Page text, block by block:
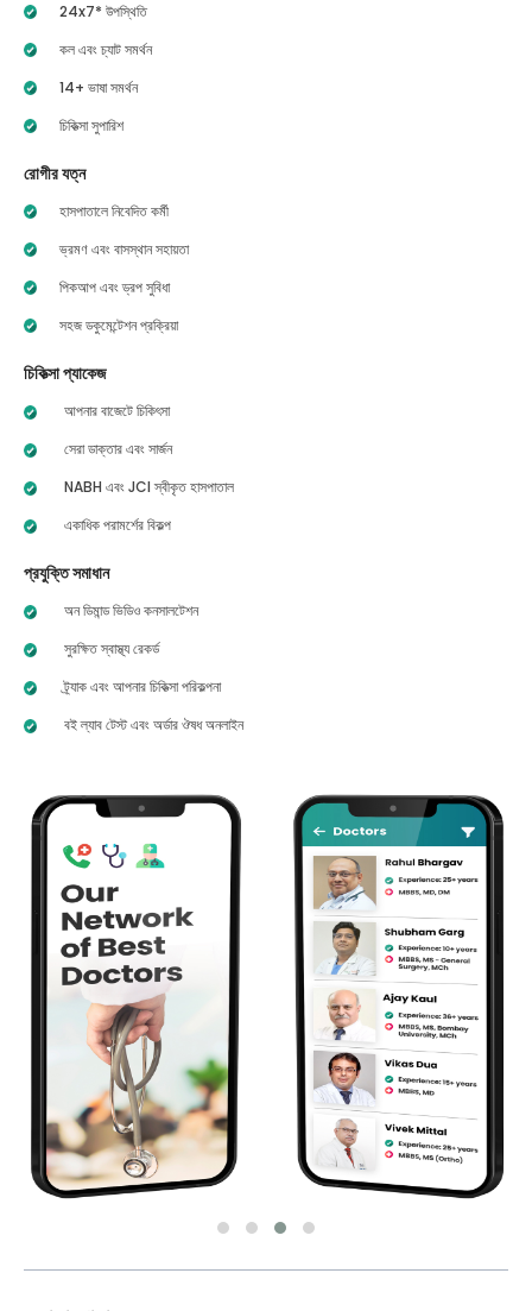
24x7* উপস্থিতি
কল এবং চ্যাট সমর্থন
14+ ভাষা সমর্থন
চিকিত্সা সুপারিশ
রোগীর যত্ন
হাসপাতালে নিবেদিত কর্মী
ভ্রমণ এবং বাসস্থান সহায়তা
পিকআপ এবং ড্রপ সুবিধা
সহজ ডকুমেন্টেশন প্রক্রিয়া
চিকিত্সা প্যাকেজ
আপনার বাজেটে চিকিৎসা
সেরা ডাক্তার এবং সার্জন
NABH এবং JCI স্বীকৃত হাসপাতাল
একাধিক পরামর্শের বিকল্প
প্রযুক্তি সমাধান
অন ডিমান্ড ভিডিও কনসালটেশন
সুরক্ষিত স্বাস্থ্য রেকর্ড
ট্র্যাক এবং আপনার চিকিত্সা পরিকল্পনা
বই ল্যাব টেস্ট এবং অর্ডার ঔষধ অনলাইন